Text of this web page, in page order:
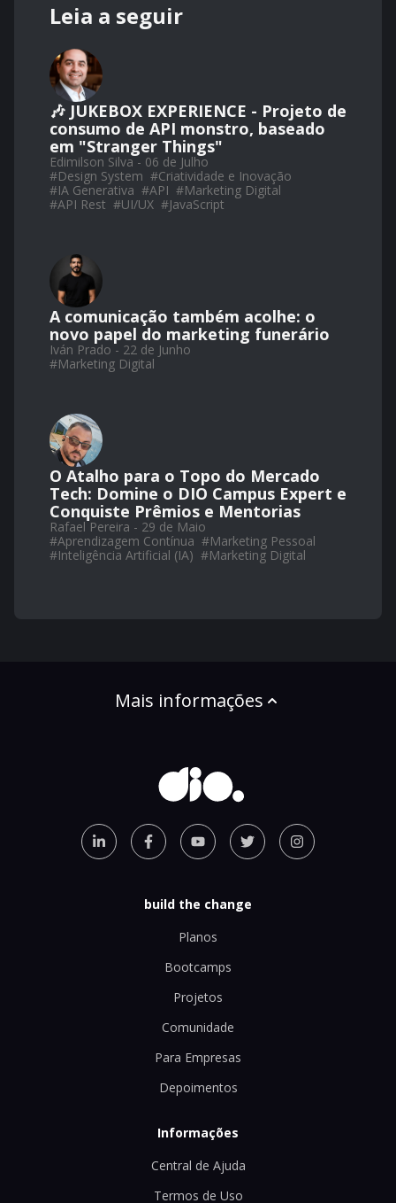
Leia a seguir
🎶 JUKEBOX EXPERIENCE - Projeto de
consumo de API monstro, baseado
em "Stranger Things"
Edimilson Silva - 06 de Julho
#Design System #Criatividade e Inovação
#IA Generativa #API #Marketing Digital
#API Rest #UI/UX #JavaScript
A comunicação também acolhe: o
novo papel do marketing funerário
Iván Prado - 22 de Junho
#Marketing Digital
O Atalho para o Topo do Mercado
Tech: Domine o DIO Campus Expert e
Conquiste Prêmios e Mentorias
Rafael Pereira - 29 de Maio
#Aprendizagem Contínua #Marketing Pessoal
#Inteligência Artificial (IA) #Marketing Digital
Mais informações
build the change
Planos
Bootcamps
Projetos
Comunidade
Para Empresas
Depoimentos
Informações
Central de Ajuda
Termos de Uso